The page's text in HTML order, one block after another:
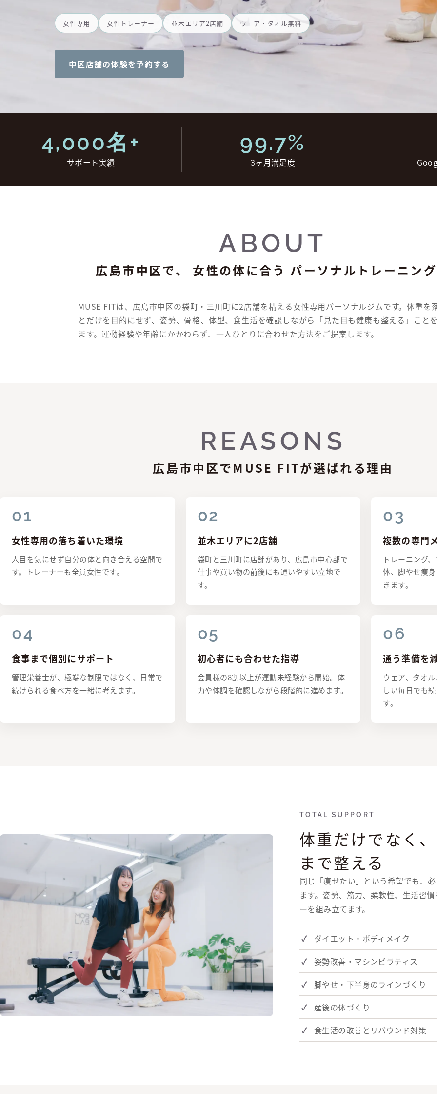
女性専用 女性トレーナー 並木エリア2店舗 ウェア・タオル無料
中区店舗の体験を予約する
4,000名+
サポート実績
99.7%
3ヶ月満足度
ABOUT
広島市中区で、 女性の体に合う パーソナルトレーニン
MUSE FITは、広島市中区の袋町・三川町に2店舗を構える女性専用パーソナルジムです。体重を
とだけを目的にせず、姿勢、骨格、体型、食生活を確認しながら「見た目も健康も整える」こと
ます。運動経験や年齢にかかわらず、一人ひとりに合わせた方法をご提案します。
REASONS
広島市中区でMUSE FITが選ばれる理由
女性専用の落ち着いた環境
人目を気にせず自分の体と向き合える空間で
す。トレーナーも全員女性です。
並木エリアに2店舗
袋町と三川町に店舗があり、広島市中心部で
仕事や買い物の前後にも通いやすい立地で
す。
複数の専門
トレーニング
体、脚やせ痩
きます。
食事まで個別にサポート
管理栄養士が、極端な制限ではなく、日常で
続けられる食べ方を一緒に考えます。
初心者にも合わせた指導
会員様の8割以上が運動未経験から開始。体
力や体調を確認しながら段階的に進めます。
通う準備を
ウェア、タオ
しい毎日でも
す。
TOTAL SUPPORT
体重だけでなく、
まで整える
同じ「痩せたい」という希望でも、
ます。姿勢、筋力、柔軟性、生活習
ーを組み立てます。
ダイエット・ボディメイク
姿勢改善・マシンピラティス
脚やせ・下半身のラインづくり
産後の体づくり
食生活の改善とリバウンド対策